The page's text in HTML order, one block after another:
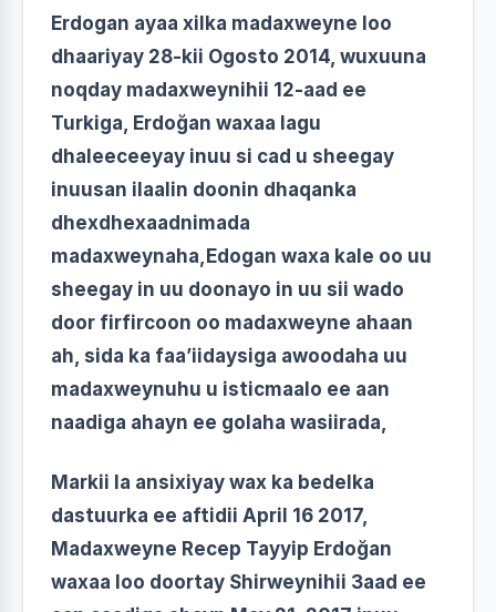
Erdogan ayaa xilka madaxweyne loo
dhaariyay 28-kii Ogosto 2014, wuxuuna
noqday madaxweynihii 12-aad ee
Turkiga, Erdoğan waxaa lagu
dhaleeceeyay inuu si cad u sheegay
inuusan ilaalin doonin dhaqanka
dhexdhexaadnimada
madaxweynaha,Edogan waxa kale oo uu
sheegay in uu doonayo in uu sii wado
door firfircoon oo madaxweyne ahaan
ah, sida ka faa’iidaysiga awoodaha uu
madaxweynuhu u isticmaalo ee aan
naadiga ahayn ee golaha wasiirada,
Markii la ansixiyay wax ka bedelka
dastuurka ee aftidii April 16 2017,
Madaxweyne Recep Tayyip Erdoğan
waxaa loo doortay Shirweynihii 3aad ee